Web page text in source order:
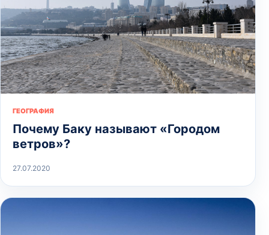
ГЕОГРАФИЯ
Почему Баку называют «Городом
ветров»?
27.07.2020